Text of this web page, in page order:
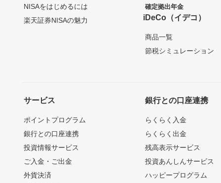
NISAをはじめるには
楽天証券NISAの魅力
確定拠出年金
iDeCo（イデコ）
商品一覧
節税シミュレーション
サービス
ポイントプログラム
銀行との口座連携
投資情報サービス
ご入金・ご出金
外貨決済
銀行との口座連携
らくらく入金
らくらく出金
残高表示サービス
投資あんしんサービス
ハッピープログラム